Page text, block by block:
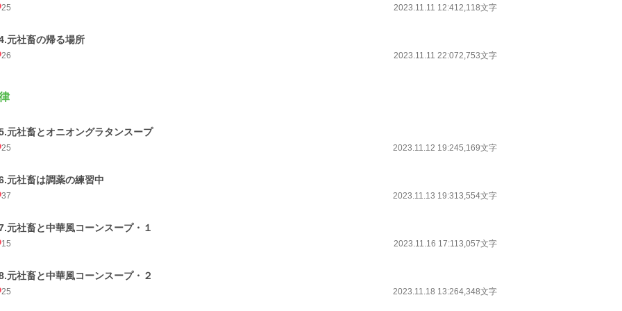
25 2023.11.11 12:412,118文字
元社畜の帰る場所
26 2023.11.11 22:072,753文字
元社畜とオニオングラタンスープ
25 2023.11.12 19:245,169文字
元社畜は調薬の練習中
37 2023.11.13 19:313,554文字
元社畜と中華風コーンスープ・１
15 2023.11.16 17:113,057文字
元社畜と中華風コーンスープ・２
25 2023.11.18 13:264,348文字